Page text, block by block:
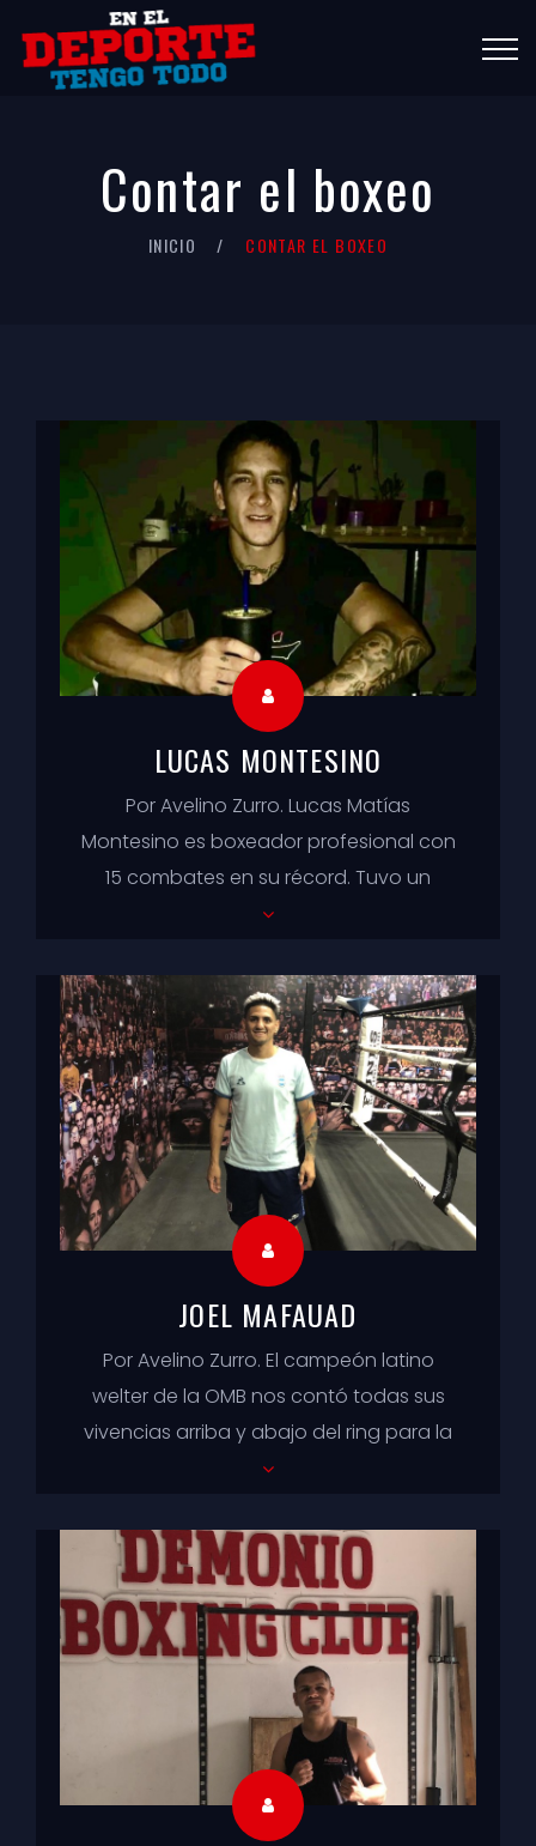
Contar el boxeo
INICIO CONTAR EL BOXEO
LUCAS MONTESINO
Por Avelino Zurro. Lucas Matías
Montesino es boxeador profesional con
15 combates en su récord. Tuvo un
destacado pasado como amateur
JOEL MAFAUAD
Por Avelino Zurro. El campeón latino
welter de la OMB nos contó todas sus
vivencias arriba y abajo del ring para la
sección Contar el Boxeo. En la última ...